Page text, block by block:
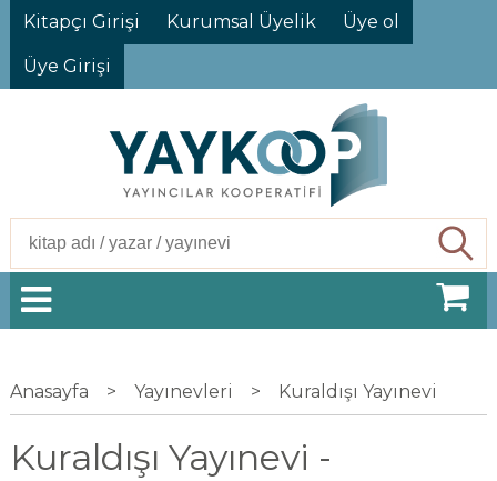
Kitapçı Girişi Kurumsal Üyelik Üye ol
Üye Girişi
Anasayfa > Yayınevleri > Kuraldışı Yayınevi
Kuraldışı Yayınevi -